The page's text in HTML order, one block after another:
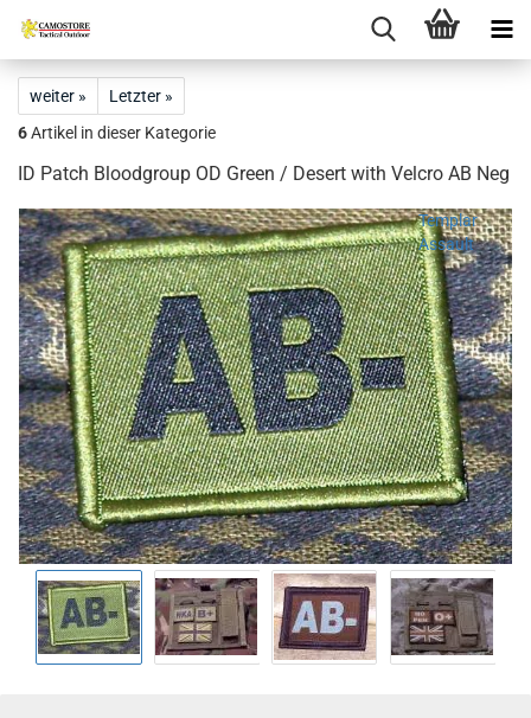
weiter »
Letzter »
6Artikel in dieser Kategorie
ID Patch Bloodgroup OD Green / Desert with Velcro AB Neg
Templar
Assault